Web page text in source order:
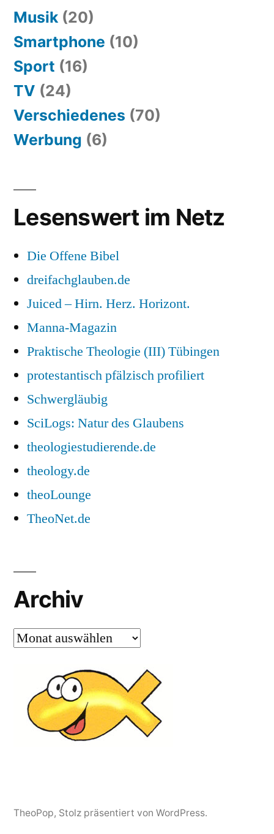
Musik (20)
Smartphone (10)
Sport (16)
TV (24)
Verschiedenes (70)
Werbung (6)
Lesenswert im Netz
Die Offene Bibel
dreifachglauben.de
Juiced – Hirn. Herz. Horizont.
Manna-Magazin
Praktische Theologie (III) Tübingen
protestantisch pfälzisch profiliert
Schwergläubig
SciLogs: Natur des Glaubens
theologiestudierende.de
theology.de
theoLounge
TheoNet.de
Archiv
Archiv
TheoPop, Stolz präsentiert von WordPress.